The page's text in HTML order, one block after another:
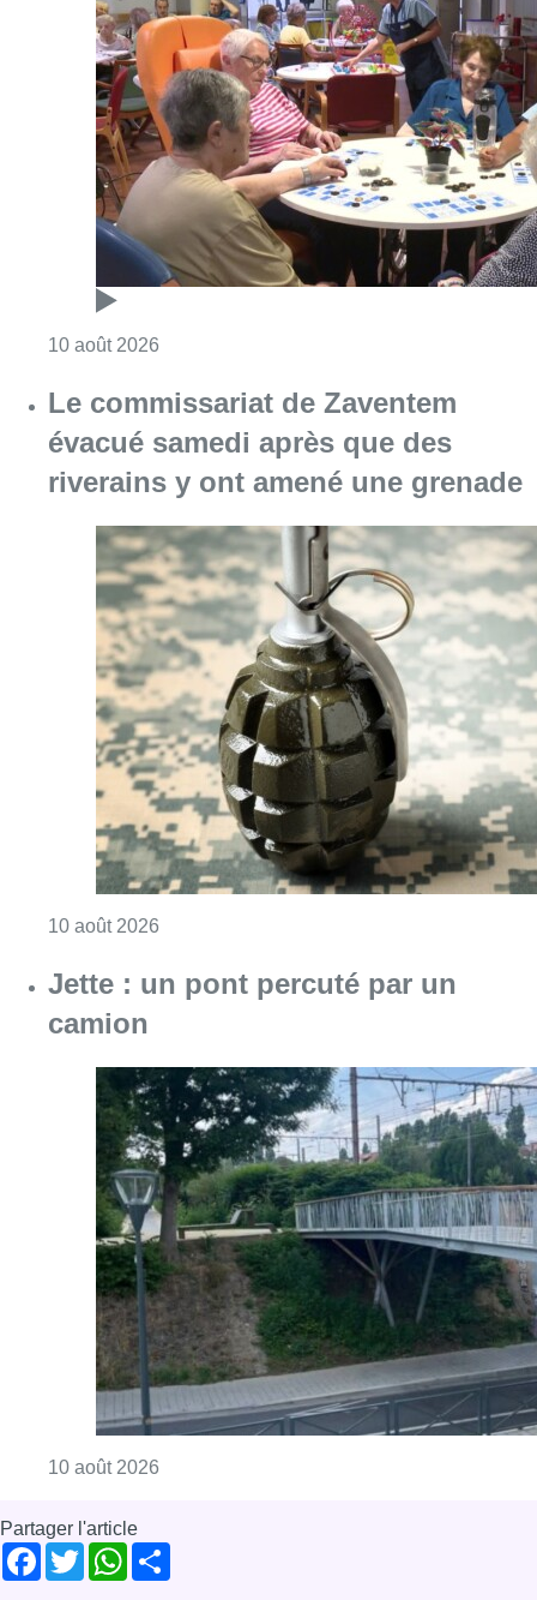
10 août 2026
Le commissariat de Zaventem
évacué samedi après que des
riverains y ont amené une grenade
10 août 2026
Jette : un pont percuté par un
camion
10 août 2026
Partager l'article
Facebook
TwitterWhatsApp